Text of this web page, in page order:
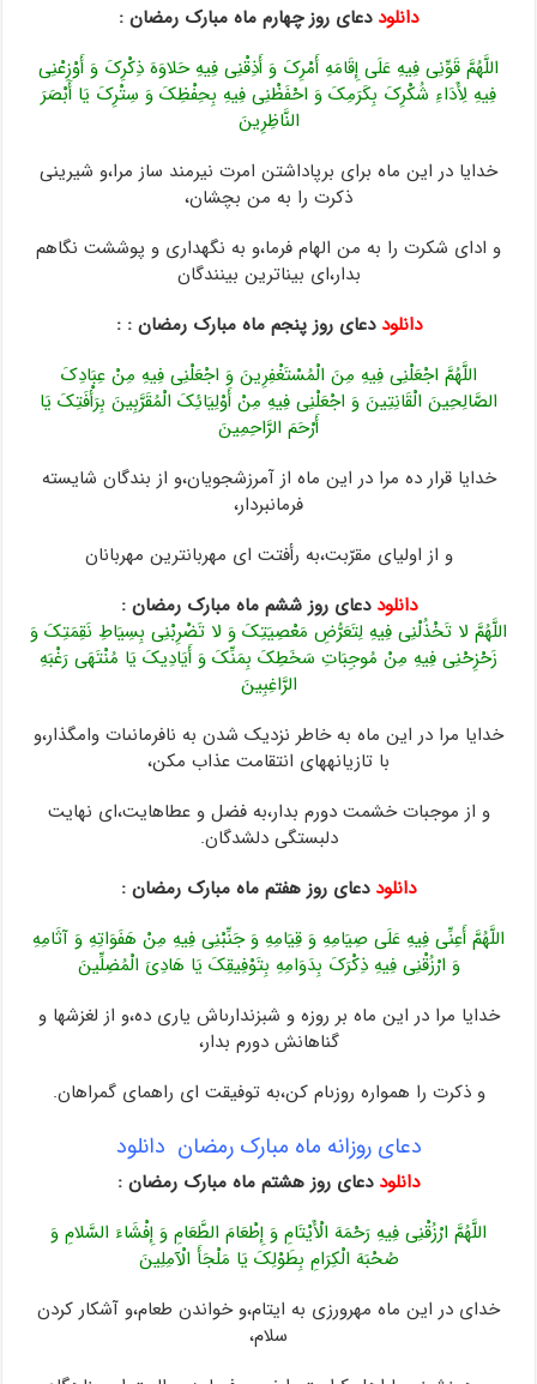
دانلود دعای روز چهارم ماه مبارک رمضان :
اللَّهُمَّ قَوِّنِی فِیهِ عَلَى إِقَامَهِ أَمْرِکَ وَ أَذِقْنِی فِیهِ حَلاوَهَ ذِکْرِکَ وَ أَوْزِعْنِی
فِیهِ لِأَدَاءِ شُکْرِکَ بِکَرَمِکَ وَ احْفَظْنِی فِیهِ بِحِفْظِکَ وَ سِتْرِکَ یَا أَبْصَرَ
النَّاظِرِینَ
خدایا در این ماه براى برپاداشتن امرت نیرمند ساز مرا،و شیرینى
ذکرت را به من بچشان،
و اداى شکرت‏ را به من الهام فرما،و به نگهدارى و پوششت نگاهم
بدار،اى بیناترین بینندگان
دانلوددعای روز پنجم ماه مبارک رمضان : :
اللَّهُمَّ اجْعَلْنِی فِیهِ مِنَ الْمُسْتَغْفِرِینَ وَ اجْعَلْنِی فِیهِ مِنْ عِبَادِکَ
الصَّالِحِینَ الْقَانِتِینَ وَ اجْعَلْنِی فِیهِ مِنْ أَوْلِیَائِکَ الْمُقَرَّبِینَ بِرَأْفَتِکَ یَا
أَرْحَمَ الرَّاحِمِینَ
خدایا قرار ده مرا در این ماه از آمرزش‏جویان،و از بندگان شایسته‏
فرمانبردار،
و از اولیاى مقرّبت،به رأفتت اى مهربان‏ترین مهربانان‏
دانلود دعای روز ششم ماه مبارک رمضان :
اللَّهُمَّ لا تَخْذُلْنِی فِیهِ لِتَعَرُّضِ مَعْصِیَتِکَ وَ لا تَضْرِبْنِی بِسِیَاطِ نَقِمَتِکَ وَ
زَحْزِحْنِی فِیهِ مِنْ مُوجِبَاتِ سَخَطِکَ بِمَنِّکَ وَ أَیَادِیکَ یَا مُنْتَهَى رَغْبَهِ
الرَّاغِبِینَ
خدایا مرا در این ماه به خاطر نزدیک شدن به نافرمانى‏ات وامگذار،و
با تازیانه‏هاى انتقامت عذاب مکن،
و از موجبات خشمت دورم بدار،به فضل و عطاهایت،اى نهایت
دلبستگى دل‏شدگان.
دانلوددعای روز هفتم ماه مبارک رمضان :
اللَّهُمَّ أَعِنِّی فِیهِ عَلَى صِیَامِهِ وَ قِیَامِهِ وَ جَنِّبْنِی فِیهِ مِنْ هَفَوَاتِهِ وَ آثَامِهِ
وَ ارْزُقْنِی فِیهِ ذِکْرَکَ بِدَوَامِهِ بِتَوْفِیقِکَ یَا هَادِیَ الْمُضِلِّینَ
خدایا مرا در این ماه بر روزه و شب‏زندارى‏اش یارى ده،و از لغزشها و
گناهانش دورم بدار،
و ذکرت را همواره روزى‏ام کن،به توفیقت اى راهماى گمراهان.
دعای روزانه ماه مبارک رمضان دانلود
دانلوددعای روز هشتم ماه مبارک رمضان :
اللَّهُمَّ ارْزُقْنِی فِیهِ رَحْمَهَ الْأَیْتَامِ وَ إِطْعَامَ الطَّعَامِ وَ إِفْشَاءَ السَّلامِ وَ
صُحْبَهَ الْکِرَامِ بِطَوْلِکَ یَا مَلْجَأَ الْآمِلِینَ
خداى در این ماه مهرورزى به ایتام،و خواندن طعام،و آشکار کردن
سلام،